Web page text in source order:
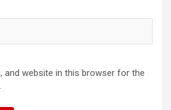
and website in this browser for the